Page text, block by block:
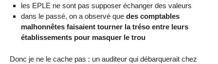
les EPLE ne sont pas supposer échanger des valeurs
dans le passé, on a observé que des comptables
malhonnêtes faisaient tourner la tréso entre leurs
établissements pour masquer le trou
Donc je ne le cache pas : un auditeur qui débarquerait chez